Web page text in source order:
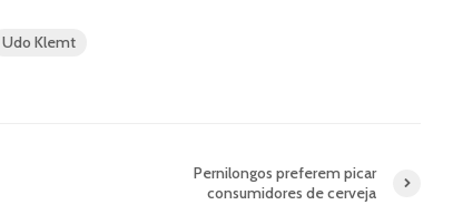
Udo Klemt
Pernilongos preferem picar
consumidores de cerveja